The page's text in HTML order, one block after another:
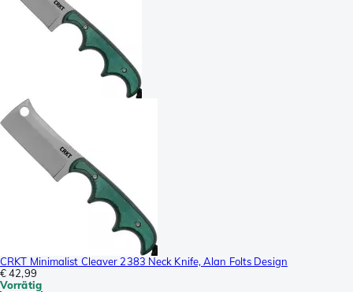
CRKT Minimalist Cleaver 2383 Neck Knife, Alan Folts Design
€ 42,99
Vorrätig